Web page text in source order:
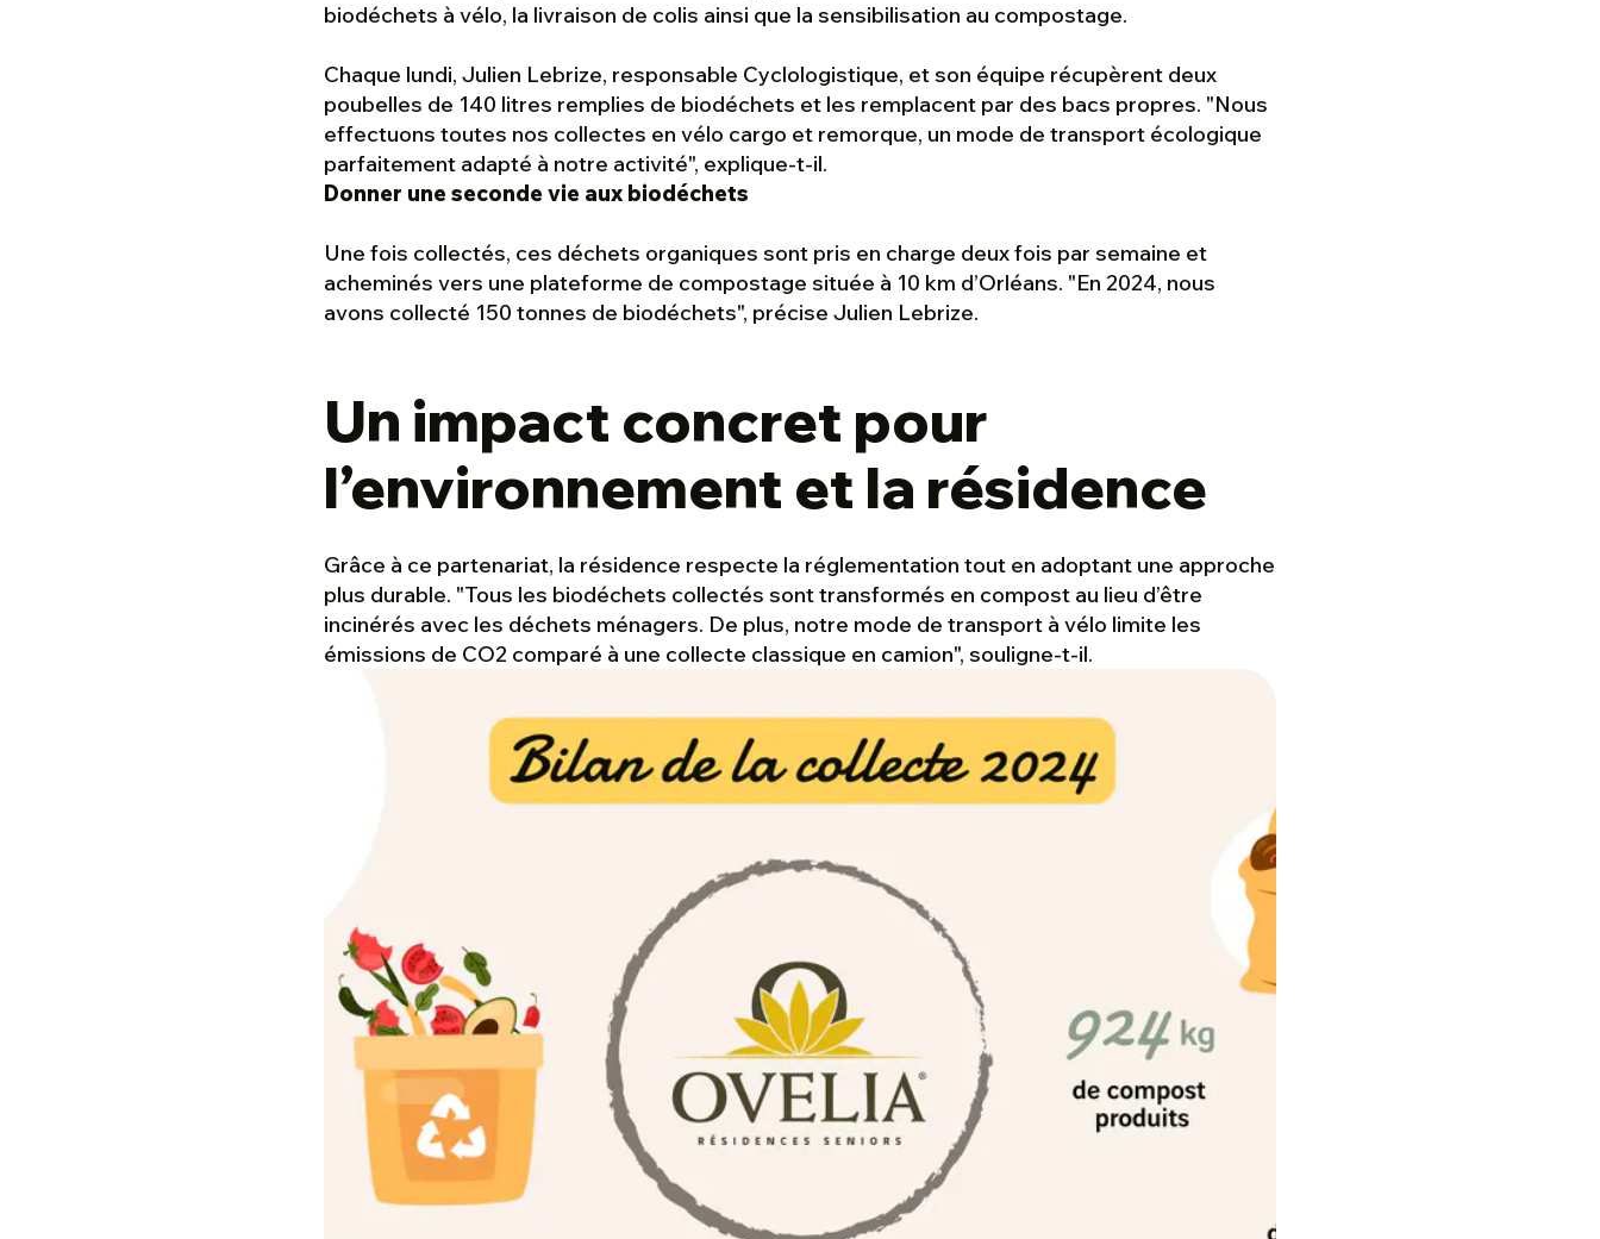
biodéchets à vélo, la livraison de colis ainsi que la sensibilisation au compostage.
Chaque lundi, Julien Lebrize, responsable Cyclologistique, et son équipe récupèrent deux
poubelles de 140 litres remplies de biodéchets et les remplacent par des bacs propres. "Nous
effectuons toutes nos collectes en vélo cargo et remorque, un mode de transport écologique
parfaitement adapté à notre activité", explique-t-il.
Donner une seconde vie aux biodéchets
Une fois collectés, ces déchets organiques sont pris en charge deux fois par semaine et
acheminés vers une plateforme de compostage située à 10 km d’Orléans. "En 2024, nous
avons collecté 150 tonnes de biodéchets", précise Julien Lebrize.
Un impact concret pour
l’environnement et la résidence
Grâce à ce partenariat, la résidence respecte la réglementation tout en adoptant une approche
plus durable. "Tous les biodéchets collectés sont transformés en compost au lieu d’être
incinérés avec les déchets ménagers. De plus, notre mode de transport à vélo limite les
émissions de CO2 comparé à une collecte classique en camion", souligne-t-il.